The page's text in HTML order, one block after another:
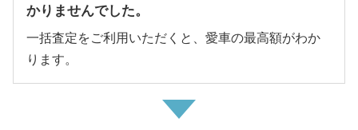
かりませんでした。
一括査定をご利用いただくと、愛車の最高額がわか
ります。